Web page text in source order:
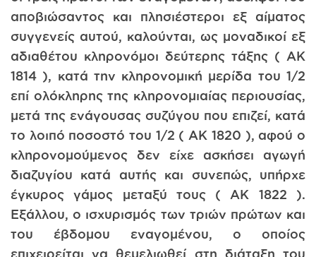
αποβιώσαντος και πλησιέστεροι εξ αίματος
συγγενείς αυτού, καλούνται, ως μοναδικοί εξ
αδιαθέτου κληρονόμοι δεύτερης τάξης ( ΑΚ
1814 ), κατά την κληρονομική μερίδα του 1/2
επί ολόκληρης της κληρονομιαίας περιουσίας,
μετά της ενάγουσας συζύγου που επιζεί, κατά
το λοιπό ποσοστό του 1/2 ( ΑΚ 1820 ), αφού ο
κληρονομούμενος δεν είχε ασκήσει αγωγή
διαζυγίου κατά αυτής και συνεπώς, υπήρχε
έγκυρος γάμος μεταξύ τους ( ΑΚ 1822 ).
Εξάλλου, ο ισχυρισμός των τριών πρώτων και
του έβδομου εναγομένου, ο οποίος
επιχειρείται να θεμελιωθεί στη διάταξη του